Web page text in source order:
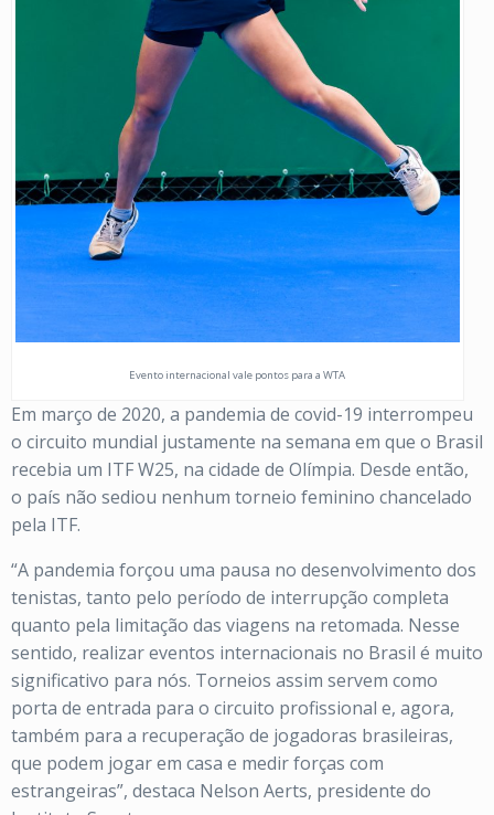
Evento internacional vale pontos para a WTA
Em março de 2020, a pandemia de covid-19 interrompeu
o circuito mundial justamente na semana em que o Brasil
recebia um ITF W25, na cidade de Olímpia. Desde então,
o país não sediou nenhum torneio feminino chancelado
pela ITF.
“A pandemia forçou uma pausa no desenvolvimento dos
tenistas, tanto pelo período de interrupção completa
quanto pela limitação das viagens na retomada. Nesse
sentido, realizar eventos internacionais no Brasil é muito
significativo para nós. Torneios assim servem como
porta de entrada para o circuito profissional e, agora,
também para a recuperação de jogadoras brasileiras,
que podem jogar em casa e medir forças com
estrangeiras”, destaca Nelson Aerts, presidente do